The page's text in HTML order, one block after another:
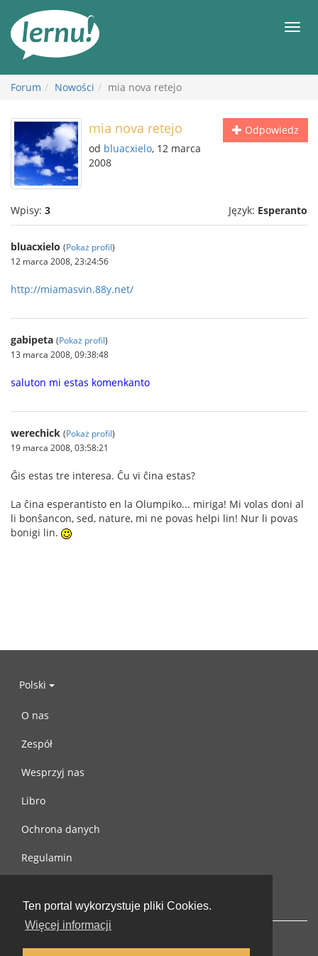
Ten portal wykorzystuje pliki Cookies.
Więcej informacji
Forum Nowości mia nova retejo
Odpowiedz
mia nova retejo
od bluacxielo, 12 marca
2008
Wpisy: 3 Język: Esperanto
bluacxielo (Pokaż profil)
12 marca 2008, 23:24:56
http://miamasvin.88y.net/
gabipeta (Pokaż profil)
13 marca 2008, 09:38:48
saluton mi estas komenkanto
werechick (Pokaż profil)
19 marca 2008, 03:58:21
Ĝis estas tre interesa. Ĉu vi ĉina estas?
La ĉina esperantisto en la Olumpiko... miriga! Mi volas doni al
li bonŝancon, sed, nature, mi ne povas helpi lin! Nur li povas
bonigi lin.
Polski
O nas
Zespół
Wesprzyj nas
Libro
Ochrona danych
Regulamin